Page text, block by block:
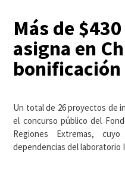
Más de
asigna en
Un total de 26 proyectos de
el concurso público del
Regiones Extremas,
dependencias del laboratorio